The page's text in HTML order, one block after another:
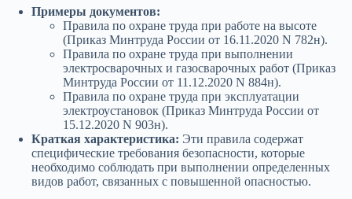
Примеры документов:
Правила по охране труда при работе на высоте
(Приказ Минтруда России от 16.11.2020 N 782н).
Правила по охране труда при выполнении
электросварочных и газосварочных работ (Приказ
Минтруда России от 11.12.2020 N 884н).
Правила по охране труда при эксплуатации
электроустановок (Приказ Минтруда России от
15.12.2020 N 903н).
Краткая характеристика: Эти правила содержат
специфические требования безопасности, которые
необходимо соблюдать при выполнении определенных
видов работ, связанных с повышенной опасностью.